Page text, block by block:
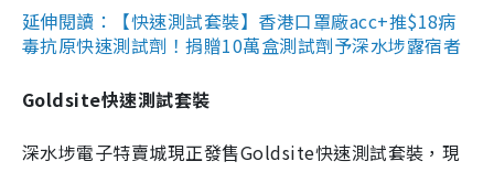
延伸閱讀：【快速測試套裝】香港口罩廠acc+推$18病
毒抗原快速測試劑！捐贈10萬盒測試劑予深水埗露宿者
Goldsite快速測試套裝
深水埗電子特賣城現正發售Goldsite快速測試套裝，現